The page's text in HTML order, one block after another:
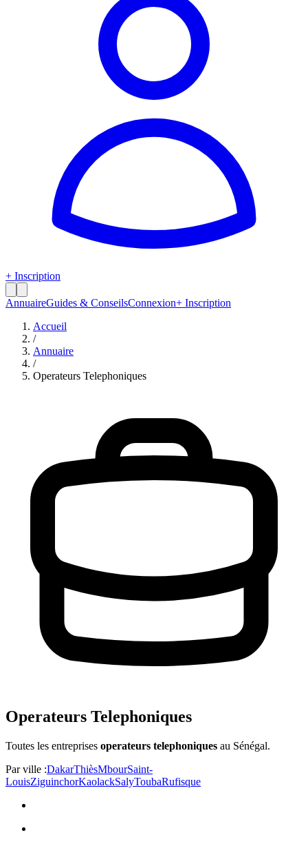
+ Inscription
AnnuaireGuides & ConseilsConnexion+ Inscription
Accueil
/
Annuaire
/
Operateurs Telephoniques
Operateurs Telephoniques
Toutes les entreprises operateurs telephoniques au Sénégal.
Par ville :DakarThièsMbourSaint-
LouisZiguinchorKaolackSalyToubaRufisque